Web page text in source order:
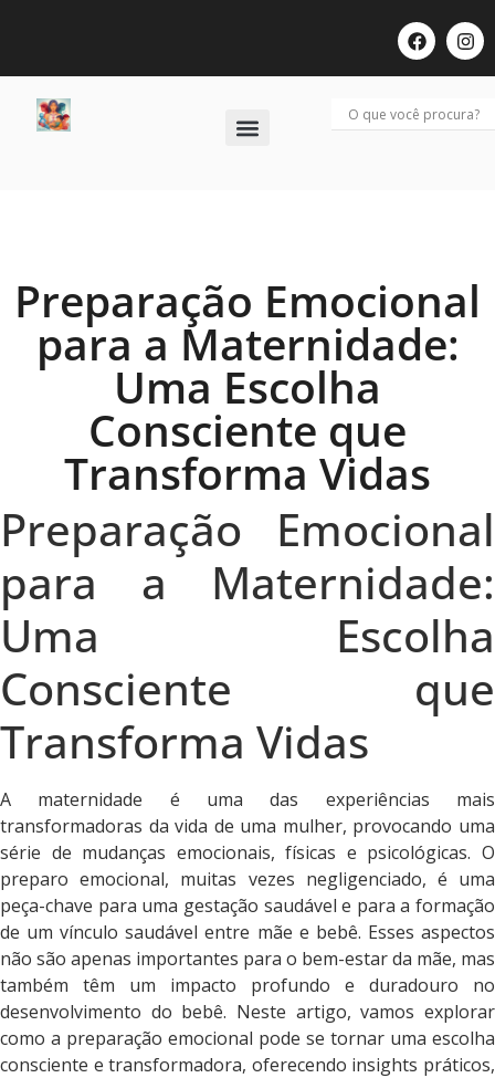
Preparação Emocional
para a Maternidade:
Uma Escolha
Consciente que
Transforma Vidas
Preparação Emocional
para a Maternidade:
Uma Escolha
Consciente que
Transforma Vidas
A maternidade é uma das experiências mais
transformadoras da vida de uma mulher, provocando uma
série de mudanças emocionais, físicas e psicológicas. O
preparo emocional, muitas vezes negligenciado, é uma
peça-chave para uma gestação saudável e para a formação
de um vínculo saudável entre mãe e bebê. Esses aspectos
não são apenas importantes para o bem-estar da mãe, mas
também têm um impacto profundo e duradouro no
desenvolvimento do bebê. Neste artigo, vamos explorar
como a preparação emocional pode se tornar uma escolha
consciente e transformadora, oferecendo insights práticos,